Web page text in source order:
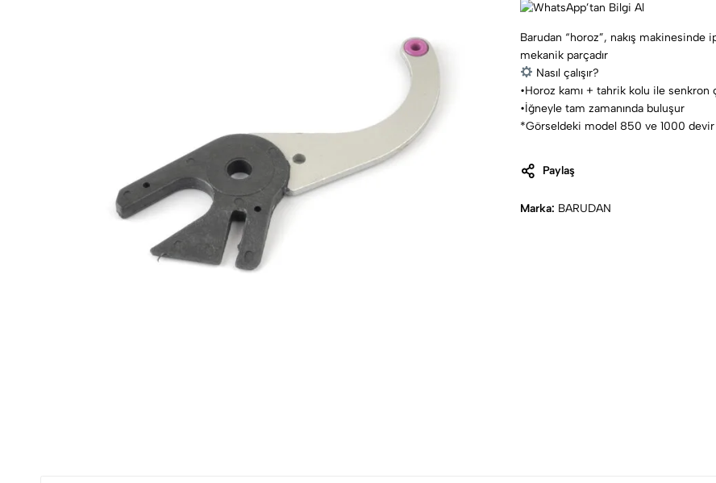
Barudan “horoz”, nakış makinesinde
mekanik parçadır
Nasıl çalışır?
•Horoz kamı + tahrik kolu ile senkron
•İğneyle tam zamanında buluşur
*Görseldeki model 850 ve 1000
Paylaş
Marka: BARUDAN